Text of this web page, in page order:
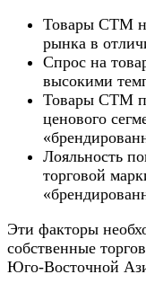
Товары СТМ
рынка в
Спрос на
высокими
Товары СТМ
ценового
Лояльность
торговой
Эти факторы
собственные
Юго-Восточной